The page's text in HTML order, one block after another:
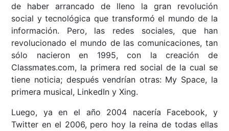
de haber arrancado de lleno la gran revolución
social y tecnológica que transformó el mundo de la
información. Pero, las redes sociales, que han
revolucionado el mundo de las comunicaciones, tan
sólo nacieron en 1995, con la creación de
Classmates.com, la primera red social de la cual se
tiene noticia; después vendrían otras: My Space, la
primera musical, LinkedIn y Xing.
Luego, ya en el año 2004 nacería Facebook, y
Twitter en el 2006, pero hoy la reina de todas ellas